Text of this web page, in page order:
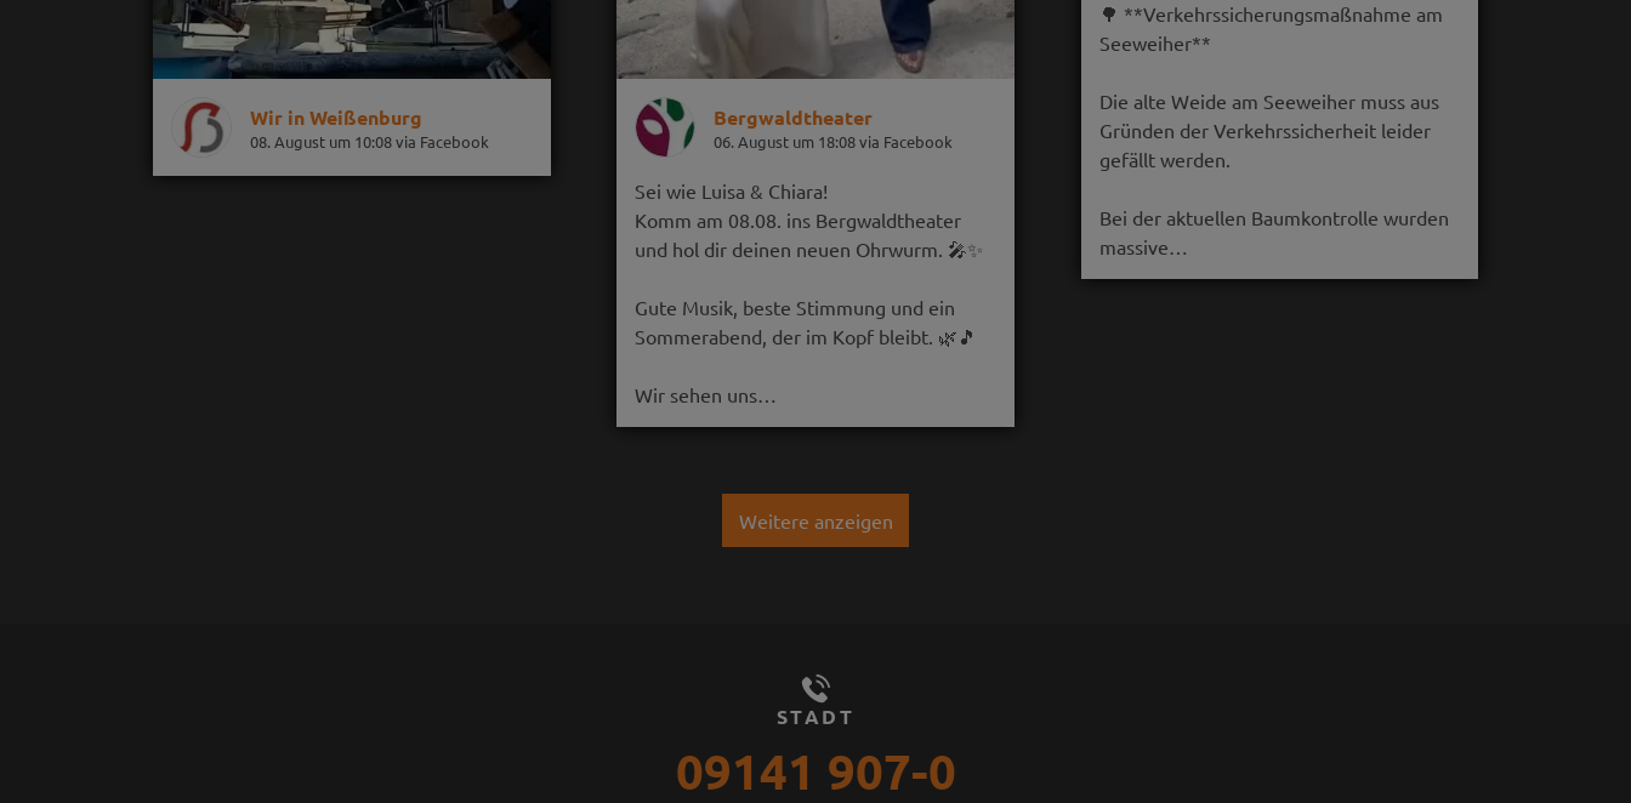
Wir in Weißenburg
08. August um 10:08 via Facebook
Bergwaldtheater
06. August um 18:08 via Facebook
Sei wie Luisa & Chiara!
Komm am 08.08. ins Bergwaldtheater
und hol dir deinen neuen Ohrwurm. 🎤✨
Gute Musik, beste Stimmung und ein
Sommerabend, der im Kopf bleibt. 🌿🎵
Wir sehen uns…
🌳 **Verkehrssicherungsmaßnahme am
Seeweiher**
Die alte Weide am Seeweiher muss aus
Gründen der Verkehrssicherheit leider
gefällt werden.
Bei der aktuellen Baumkontrolle wurden
massive…
Weitere anzeigen
STADT
09141 907-0